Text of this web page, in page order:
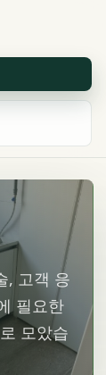
, 고객 응
필요한
모았습